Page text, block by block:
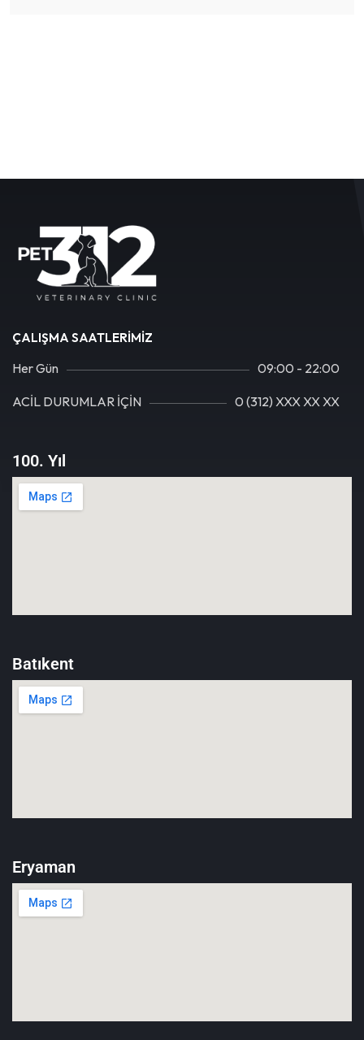
ÇALIŞMA SAATLERIMIZ
Her Gün 09:00 - 22:00
ACİL DURUMLAR İÇİN 0 (312) XXX XX XX
100. Yıl
Batıkent
Eryaman